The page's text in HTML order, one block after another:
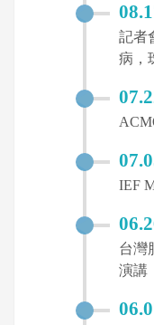
記者
病，
IEF
台灣
演講